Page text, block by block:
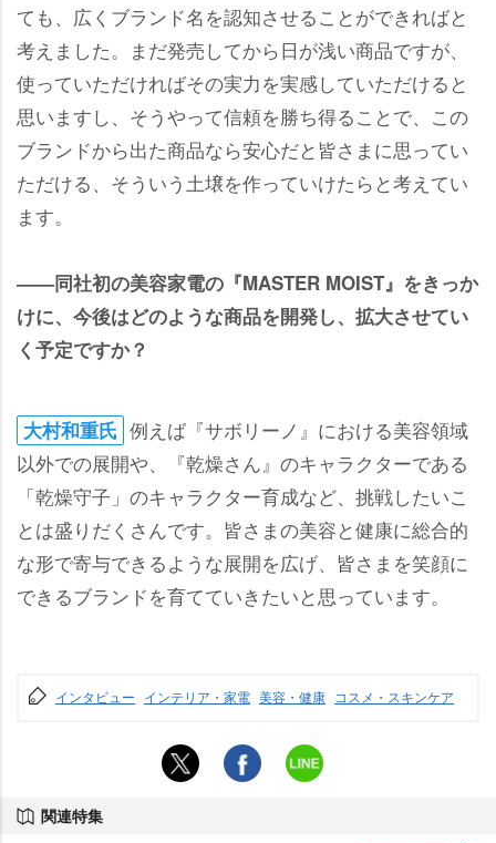
ても、広くブランド名を認知させることができればと
考えました。まだ発売してから日が浅い商品ですが、
使っていただければその実力を実感していただけると
思いますし、そうやって信頼を勝ち得ることで、この
ブランドから出た商品なら安心だと皆さまに思ってい
ただける、そういう土壌を作っていけたらと考えてい
ます。
――同社初の美容家電の『MASTER MOIST』をきっか
けに、今後はどのような商品を開発し、拡大させてい
く予定ですか？
大村和重氏 例えば『サボリーノ』における美容領域
以外での展開や、『乾燥さん』のキャラクターである
「乾燥守子」のキャラクター育成など、挑戦したいこ
とは盛りだくさんです。皆さまの美容と健康に総合的
な形で寄与できるような展開を広げ、皆さまを笑顔に
できるブランドを育てていきたいと思っています。
インタビュー インテリア・家電 美容・健康 コスメ・スキンケア
関連特集